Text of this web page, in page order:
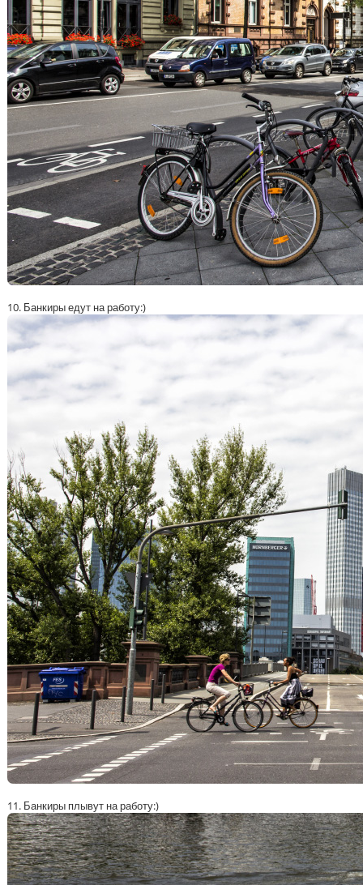
10. Банкиры едут на работу:)
11. Банкиры плывут на работу:)